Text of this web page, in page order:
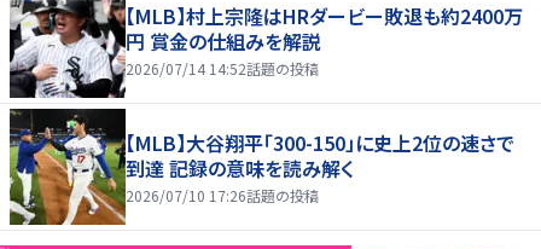
【MLB】村上宗隆はHRダービー敗退も約2400万
円 賞金の仕組みを解説
2026/07/14 14:52話題の投稿
【MLB】大谷翔平「300-150」に史上2位の速さで
到達 記録の意味を読み解く
2026/07/10 17:26話題の投稿